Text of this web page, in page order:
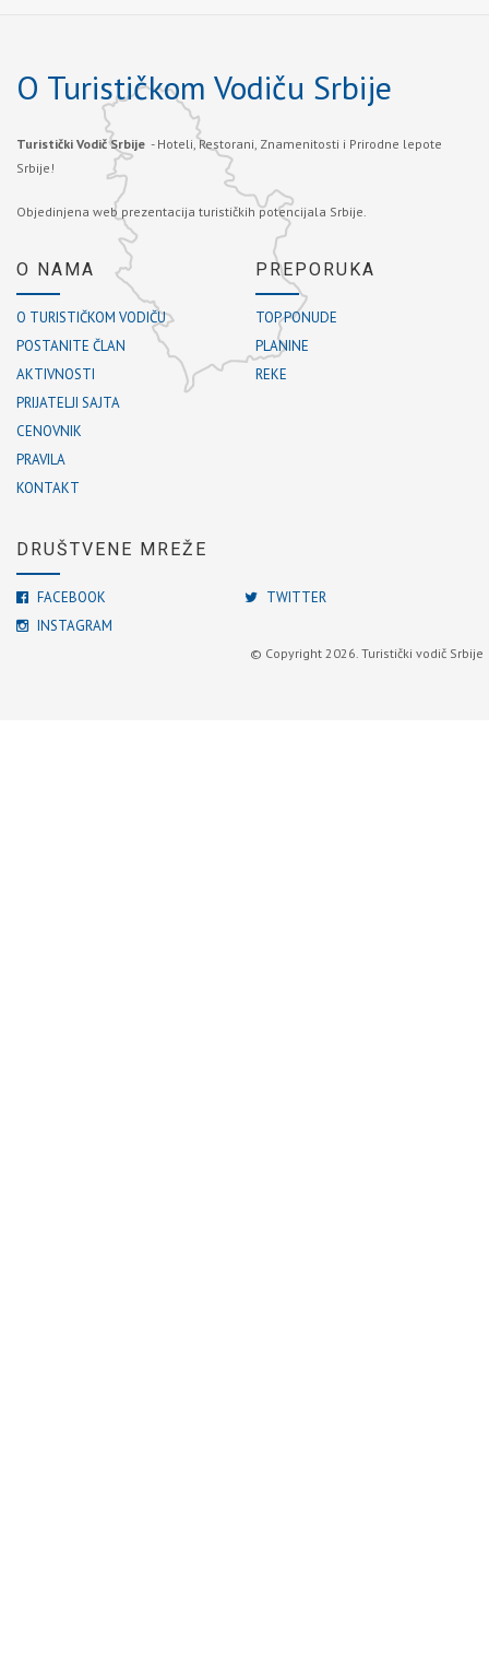
O Turističkom Vodiču Srbije
Turistički Vodič Srbije - Hoteli, Restorani, Znamenitosti i Prirodne lepote
Srbije!
Objedinjena web prezentacija turističkih potencijala Srbije.
O NAMA
O TURISTIČKOM VODIČU
POSTANITE ČLAN
AKTIVNOSTI
PRIJATELJI SAJTA
CENOVNIK
PRAVILA
KONTAKT
PREPORUKA
TOP PONUDE
PLANINE
REKE
DRUŠTVENE MREŽE
FACEBOOK
TWITTER
INSTAGRAM
© Copyright 2026. Turistički vodič Srbije